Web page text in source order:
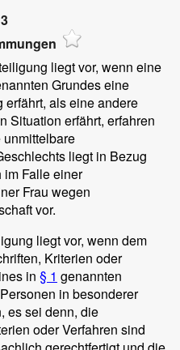
liegt vor, wenn eine
Grundes eine
als eine andere
Situation erfährt, erfahren
unmittelbare
liegt in Bezug
im Falle einer
Frau wegen
vor.
liegt vor, wenn dem
Kriterien oder
in § 1 genannten
in besonderer
es sei denn, die
oder Verfahren sind